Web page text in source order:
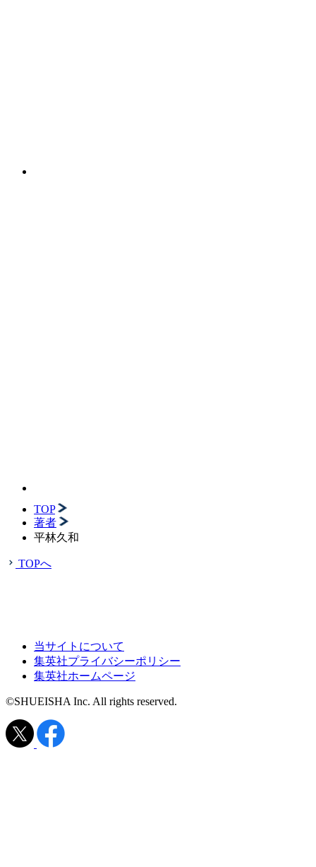
TOP
著者
平林久和
TOPへ
当サイトについて
集英社プライバシーポリシー
集英社ホームページ
©SHUEISHA Inc. All rights reserved.